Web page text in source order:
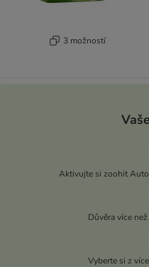
3 možností
Aktivujte si zoohit
Důvěra více
Vyberte si z